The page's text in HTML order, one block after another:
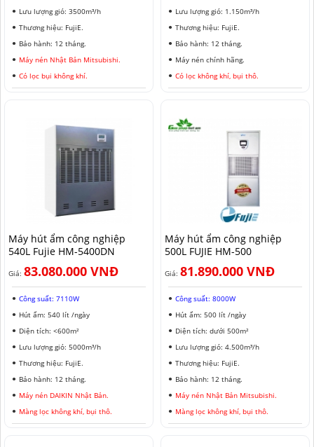
Lưu lượng gió: 3500m³/h
Thương hiệu: FujiE.
Bảo hành: 12 tháng.
Máy nén Nhật Bản Mitsubishi.
Có lọc bụi không khí.
Lưu lượng gió: 1.150m³/h
Thương hiệu: FujiE.
Bảo hành: 12 tháng.
Máy nén chính hãng.
Có lọc không khí, bụi thô.
Máy hút ẩm công nghiệp
540L Fujie HM-5400DN
Giá: 83.080.000 VNĐ
Công suất: 7110W
Hút ẩm: 540 lít /ngày
Diện tích: <600m²
Lưu lượng gió: 5000m³/h
Thương hiệu: FujiE.
Bảo hành: 12 tháng.
Máy nén DAIKIN Nhật Bản.
Màng lọc không khí, bụi thô.
Máy hút ẩm công nghiệp
500L FUJIE HM-500
Giá: 81.890.000 VNĐ
Công suất: 8000W
Hút ẩm: 500 lít /ngày
Diện tích: dưới 500m²
Lưu lượng gió: 4.500m³/h
Thương hiệu: FujiE.
Bảo hành: 12 tháng.
Máy nén Nhật Bản Mitsubishi.
Màng lọc không khí, bụi thô.